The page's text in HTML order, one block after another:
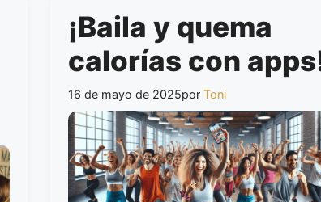
¡Baila y quema
calorías con
16 de mayo de 2025porToni